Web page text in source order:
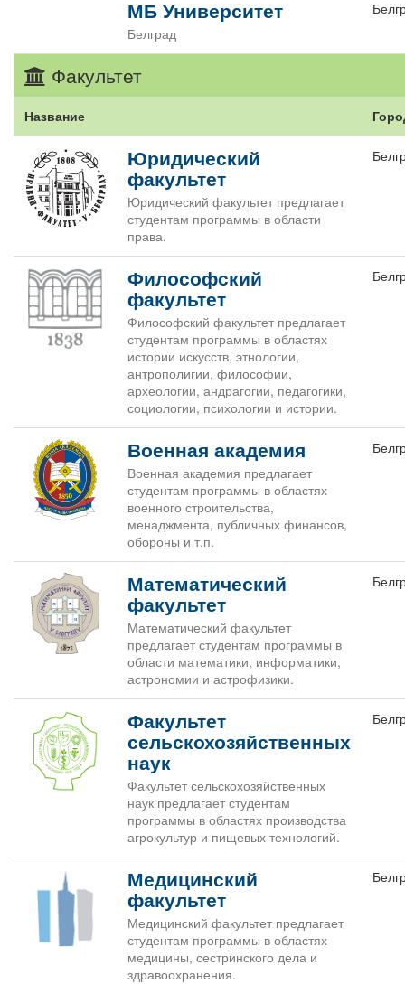
МБ Университет
Белград
Факультет
Название
Юридический
факультет
Юридический факультет предлагает
студентам программы в области
права.
Философский
факультет
Философский факультет предлагает
студентам программы в областях
истории искусств, этнологии,
антрополигии, философии,
археологии, андрагогии, педагогики,
социологии, психологии и истории.
Военная академия
Военная академия предлагает
студентам программы в областях
военного строительства,
менаджмента, публичных финансов,
обороны и т.п.
Математический
факультет
Математический факультет
предлагает студентам программы в
области математики, информатики,
астрономии и астрофизики.
Факультет
сельскохозяйственных
наук
Факультет сельскохозяйственных
наук предлагает студентам
программы в областях производства
агрокультур и пищевых технологий.
Медицинский
факультет
Медицинский факультет предлагает
студентам программы в областях
медицины, сестринского дела и
здравоохранения.